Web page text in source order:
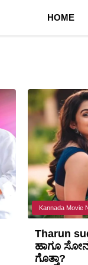
HOME
Kannada Movie
Tharun
ಹಾಗೂ
ಗೊತ್ತಾ?